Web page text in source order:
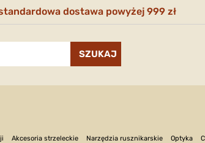
dostawa powyżej 999 zł
Akcesoria strzeleckie Narzędzia rusznikarskie Optyka